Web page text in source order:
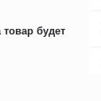
будет